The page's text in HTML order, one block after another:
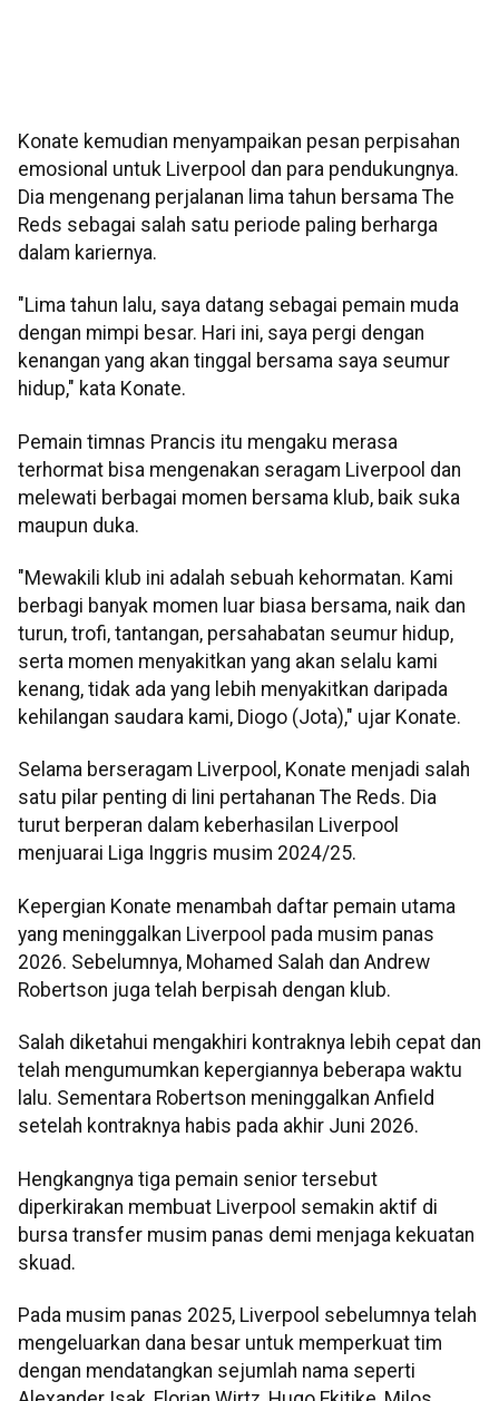
Konate kemudian menyampaikan pesan perpisahan
emosional untuk Liverpool dan para pendukungnya.
Dia mengenang perjalanan lima tahun bersama The
Reds sebagai salah satu periode paling berharga
dalam kariernya.
"Lima tahun lalu, saya datang sebagai pemain muda
dengan mimpi besar. Hari ini, saya pergi dengan
kenangan yang akan tinggal bersama saya seumur
hidup," kata Konate.
Pemain timnas Prancis itu mengaku merasa
terhormat bisa mengenakan seragam Liverpool dan
melewati berbagai momen bersama klub, baik suka
maupun duka.
"Mewakili klub ini adalah sebuah kehormatan. Kami
berbagi banyak momen luar biasa bersama, naik dan
turun, trofi, tantangan, persahabatan seumur hidup,
serta momen menyakitkan yang akan selalu kami
kenang, tidak ada yang lebih menyakitkan daripada
kehilangan saudara kami, Diogo (Jota)," ujar Konate.
Selama berseragam Liverpool, Konate menjadi salah
satu pilar penting di lini pertahanan The Reds. Dia
turut berperan dalam keberhasilan Liverpool
menjuarai Liga Inggris musim 2024/25.
Kepergian Konate menambah daftar pemain utama
yang meninggalkan Liverpool pada musim panas
2026. Sebelumnya, Mohamed Salah dan Andrew
Robertson juga telah berpisah dengan klub.
Salah diketahui mengakhiri kontraknya lebih cepat dan
telah mengumumkan kepergiannya beberapa waktu
lalu. Sementara Robertson meninggalkan Anfield
setelah kontraknya habis pada akhir Juni 2026.
Hengkangnya tiga pemain senior tersebut
diperkirakan membuat Liverpool semakin aktif di
bursa transfer musim panas demi menjaga kekuatan
skuad.
Pada musim panas 2025, Liverpool sebelumnya telah
mengeluarkan dana besar untuk memperkuat tim
dengan mendatangkan sejumlah nama seperti